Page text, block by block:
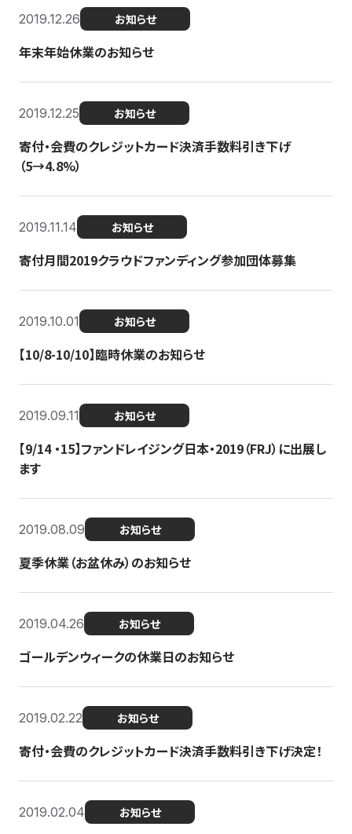
2019.12.26 お知らせ
年末年始休業のお知らせ
2019.12.25 お知らせ
寄付・会費のクレジットカード決済手数料引き下げ
（5→4.8%）
2019.11.14 お知らせ
寄付月間2019クラウドファンディング参加団体募集
2019.10.01 お知らせ
【10/8-10/10】臨時休業のお知らせ
2019.09.11 お知らせ
【9/14 ・15】ファンドレイジング日本・2019（FRJ）に出展し
ます
2019.08.09 お知らせ
夏季休業（お盆休み）のお知らせ
2019.04.26 お知らせ
ゴールデンウィークの休業日のお知らせ
2019.02.22 お知らせ
寄付・会費のクレジットカード決済手数料引き下げ決定！
2019.02.04 お知らせ